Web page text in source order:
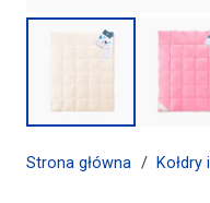
Strona główna / Kołdry